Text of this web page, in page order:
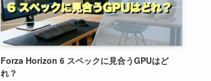
Forza Horizon 6 スペックに見合うGPUはど
れ？